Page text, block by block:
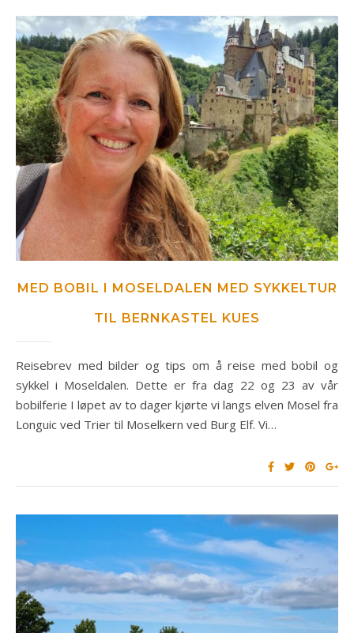
MED BOBIL I MOSELDALEN MED SYKKELTUR
TIL BERNKASTEL KUES
Reisebrev med bilder og tips om å reise med bobil og
sykkel i Moseldalen. Dette er fra dag 22 og 23 av vår
bobilferie I løpet av to dager kjørte vi langs elven Mosel fra
Longuic ved Trier til Moselkern ved Burg Elf. Vi…